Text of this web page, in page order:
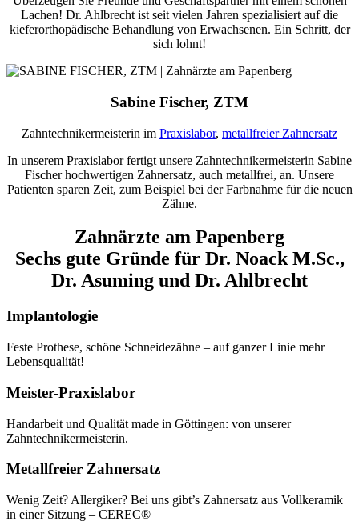
Lachen! Dr. Ahlbrecht ist seit vielen Jahren spezialisiert auf die
kieferorthopädische Behandlung von Erwachsenen. Ein Schritt, der
sich lohnt!
Sabine Fischer, ZTM
Zahntechnikermeisterin im Praxislabor, metallfreier Zahnersatz
In unserem Praxislabor fertigt unsere Zahntechnikermeisterin Sabine
Fischer hochwertigen Zahnersatz, auch metallfrei, an. Unsere
Patienten sparen Zeit, zum Beispiel bei der Farbnahme für die neuen
Zähne.
Zahnärzte am Papenberg
Sechs gute Gründe für Dr. Noack M.Sc.,
Dr. Asuming und Dr. Ahlbrecht
Implantologie
Feste Prothese, schöne Schneidezähne – auf ganzer Linie mehr
Lebensqualität!
Meister-Praxislabor
Handarbeit und Qualität made in Göttingen: von unserer
Zahntechnikermeisterin.
Metallfreier Zahnersatz
Wenig Zeit? Allergiker? Bei uns gibt’s Zahnersatz aus Vollkeramik
in einer Sitzung – CEREC®